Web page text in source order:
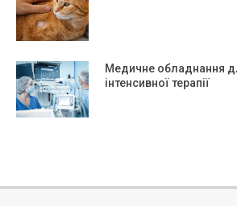
Медичне обладнання
інтенсивної терапії